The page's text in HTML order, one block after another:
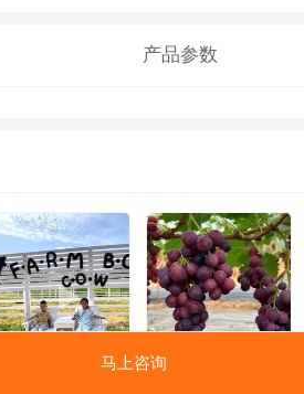
产品参数
马上咨询